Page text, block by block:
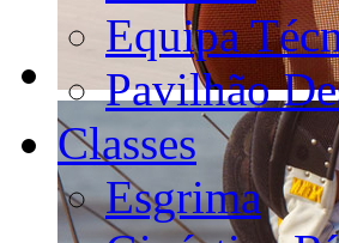
Equipa
Pavilhão
Classes
Esgrima